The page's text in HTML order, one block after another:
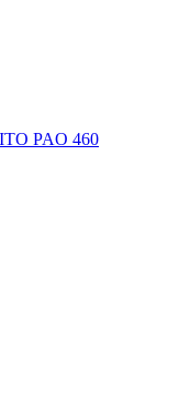
PAO 460